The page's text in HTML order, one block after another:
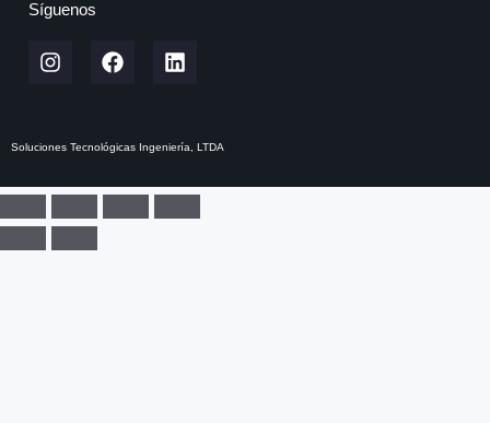
Síguenos
Soluciones Tecnológicas Ingeniería, LTDA